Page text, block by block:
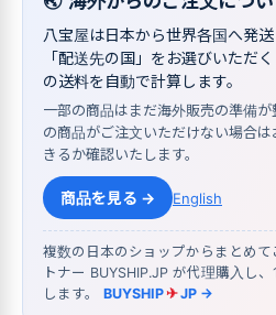
八宝屋は日本から世界各国へ発
「配送先の国」をお選びいただ
の送料を自動で計算します。
一部の商品はまだ海外販売の準備
の商品がご注文いただけない場合
きるか確認いたします。
商品を見る → English
複数の日本のショップからまとめ
トナー BUYSHIP.JP が代理購入し
します。 BUYSHIP✈JP →